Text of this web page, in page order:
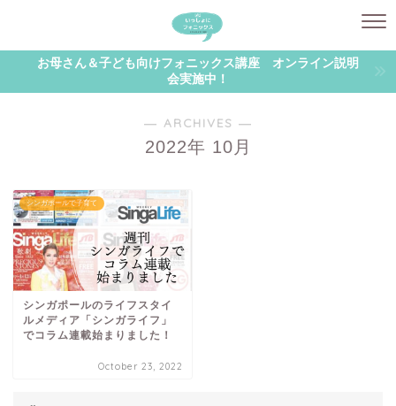
お母さん＆子ども向けフォニックス講座 オンライン説明
会実施中！
― ARCHIVES ―
2022年 10月
シンガポールで子育て
シンガポールのライフスタイ
ルメディア「シンガライフ」
でコラム連載始まりました！
October 23, 2022